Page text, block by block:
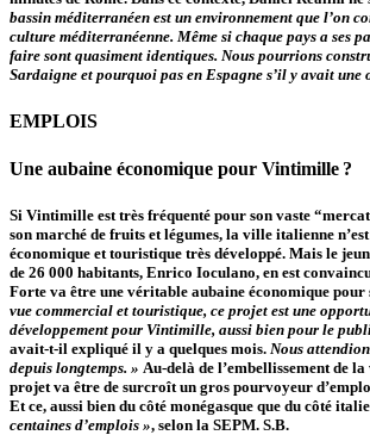
bassin méditerranéen est un environnement que l’on
culture méditerranéenne. Même si chaque pays a ses
faire sont quasiment identiques. Nous pourrions
Sardaigne et pourquoi pas en Espagne s’il y avait une
EMPLOIS
Une aubaine économique pour Vintimille ?
Si Vintimille est très fréquenté pour son vaste
son marché de fruits et légumes, la ville italienne
économique et touristique très développé. Mais le
de 26 000 habitants, Enrico Ioculano, en est
Forte va être une véritable aubaine économique pour
vue commercial et touristique, ce projet est une
développement pour Vintimille, aussi bien pour le
avait-t-il expliqué il y a quelques mois. Nous
depuis longtemps. » Au-delà de l’embellissement de
projet va être de surcroît un gros pourvoyeur
Et ce, aussi bien du côté monégasque que du côté
centaines d’emplois », selon la SEPM. S.B.